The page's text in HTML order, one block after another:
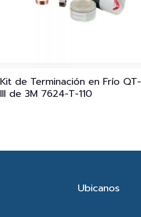
Kit de Terminación en Frío QT-
III de 3M 7624-T-110
Ubicanos